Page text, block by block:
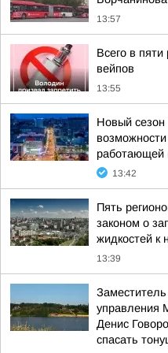
13:57
Всего в
вейпов
13:55
Новый сезон
13:42
Пять
законом о
жидкостей
13:39
управления
Денис
спасать